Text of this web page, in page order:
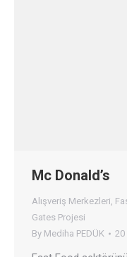
Mc Donald’s
Alışveriş Merkezleri,
Gates Projesi
By Mediha PEDÜK 20